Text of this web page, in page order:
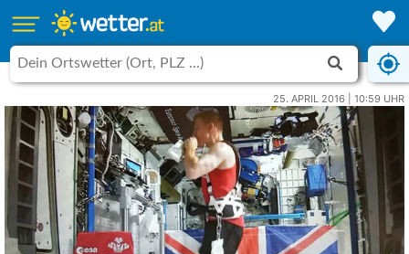
25. APRIL 2016 | 10:59 UHR